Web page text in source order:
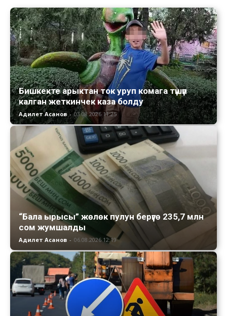
Бишкекте арыктан ток уруп комага түшүп
калган жеткинчек каза болду
Адилет Асанов - 03.08.2026 11:25
“Бала ырысы” жөлөк пулун берүүгө 235,7 млн
сом жумшалды
Адилет Асанов - 06.08.2026 12:19